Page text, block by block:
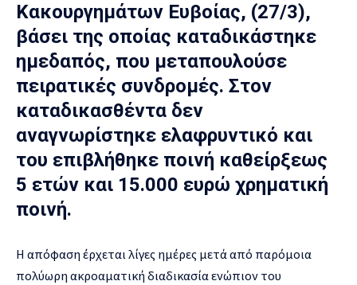
Κακουργημάτων Ευβοίας, (27/3),
βάσει της οποίας καταδικάστηκε
ημεδαπός, που μεταπουλούσε
πειρατικές συνδρομές. Στον
καταδικασθέντα δεν
αναγνωρίστηκε ελαφρυντικό και
του επιβλήθηκε ποινή καθείρξεως
5 ετών και 15.000 ευρώ χρηματική
ποινή.
Η απόφαση έρχεται λίγες ημέρες μετά από παρόμοια
πολύωρη ακροαματική διαδικασία ενώπιον του